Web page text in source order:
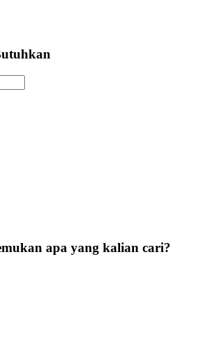
apa yang kalian cari?